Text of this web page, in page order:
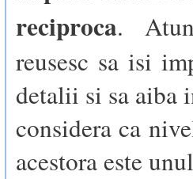
reciproca.
reusesc sa isi
detalii si sa aiba
considera ca
acestora este